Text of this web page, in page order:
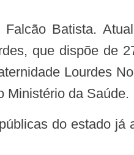
que dispõe de
Lourdes
Ministério da Saúde.